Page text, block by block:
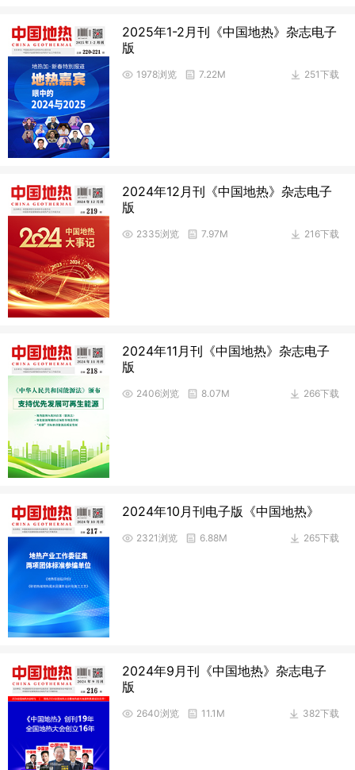
2025年1-2月刊《中国地热》杂志电子
版
251下载
1978浏览 7.22M
2024年12月刊《中国地热》杂志电子
版
216下载
2335浏览 7.97M
2024年11月刊《中国地热》杂志电子
版
266下载
2406浏览 8.07M
2024年10月刊电子版《中国地热》
265下载
2321浏览 6.88M
2024年9月刊《中国地热》杂志电子
版
382下载
2640浏览 11.1M